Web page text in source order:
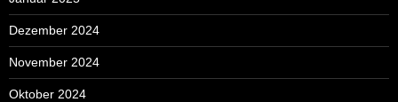
Dezember 2024
November 2024
Oktober 2024